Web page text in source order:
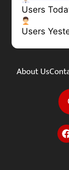
Users
Users
About Us